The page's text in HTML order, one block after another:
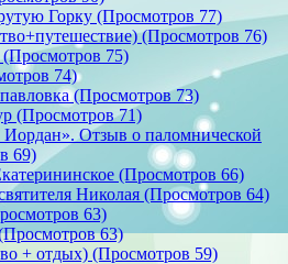
Горку (Просмотров 77)
(Просмотров 76)
75)
74)
(Просмотров 73)
(Просмотров 71)
Иордан». Отзыв о паломнической
69)
(Просмотров 66)
Николая (Просмотров 64)
63)
63)
+ отдых) (Просмотров 59)